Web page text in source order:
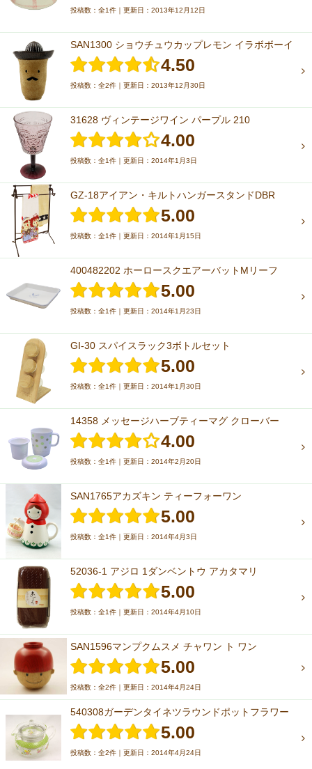
投稿数：全1件｜更新日：2013年12月12日
SAN1300 ショウチュウカップレモン イラボボーイ
4.50
投稿数：全2件｜更新日：2013年12月30日
31628 ヴィンテージワイン パープル 210
4.00
投稿数：全1件｜更新日：2014年1月3日
GZ-18アイアン・キルトハンガースタンドDBR
5.00
投稿数：全1件｜更新日：2014年1月15日
400482202 ホーロースクエアーバットMリーフ
5.00
投稿数：全1件｜更新日：2014年1月23日
GI-30 スパイスラック3ボトルセット
5.00
投稿数：全1件｜更新日：2014年1月30日
14358 メッセージハーブティーマグ クローバー
4.00
投稿数：全1件｜更新日：2014年2月20日
SAN1765アカズキン ティーフォーワン
5.00
投稿数：全1件｜更新日：2014年4月3日
52036-1 アジロ 1ダンベントウ アカタマリ
5.00
投稿数：全1件｜更新日：2014年4月10日
SAN1596マンプクムスメ チャワン ト ワン
5.00
投稿数：全2件｜更新日：2014年4月24日
540308ガーデンタイネツラウンドポットフラワー
5.00
投稿数：全2件｜更新日：2014年4月24日